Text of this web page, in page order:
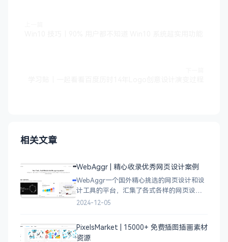
相关文章
WebAggr | 精心收录优秀网页设计案例
WebAggr一个国外精心挑选的网页设计和设
计工具的平台，汇集了各式各样的网页设计
案例，涵盖个人博客、时尚、设计、机构、
计，应
2024-12-05
PixelsMarket | 15000+ 免费插图插画素材
资源